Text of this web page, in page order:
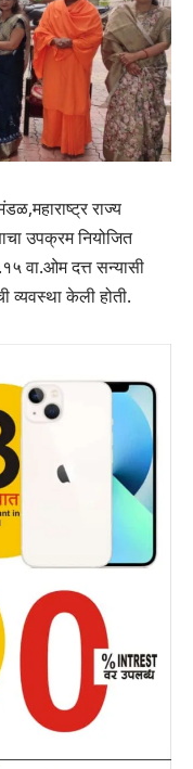
राज्य
उपक्रम नियोजित
वा.ओम दत्त सन्यासी
व्यवस्था केली होती.